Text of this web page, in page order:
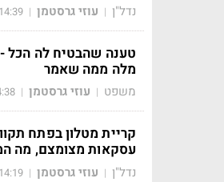
נדל"ן | עוזי גרסטמן |
14:39
טענה שהבטיח לה הכל
מלה ממה שאמר
משפט | עוזי גרסטמן |
קריית מטלון בפתח
עסקאות מצומצם, מה
נדל"ן | עוזי גרסטמן |
14:19